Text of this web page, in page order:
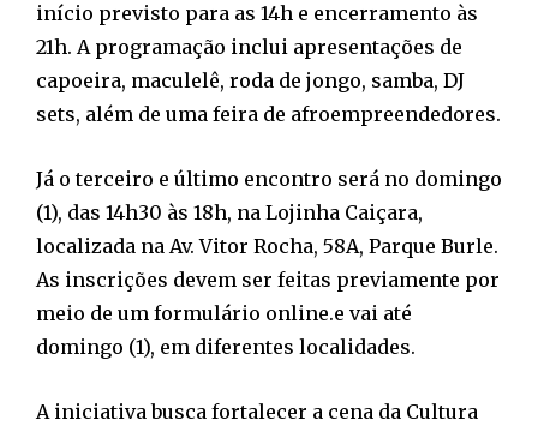
início previsto para as 14h e encerramento às
21h. A programação inclui apresentações de
capoeira, maculelê, roda de jongo, samba, DJ
sets, além de uma feira de afroempreendedores.
Já o terceiro e último encontro será no domingo
(1), das 14h30 às 18h, na Lojinha Caiçara,
localizada na Av. Vitor Rocha, 58A, Parque Burle.
As inscrições devem ser feitas previamente por
meio de um formulário online.e vai até
domingo (1), em diferentes localidades.
A iniciativa busca fortalecer a cena da Cultura